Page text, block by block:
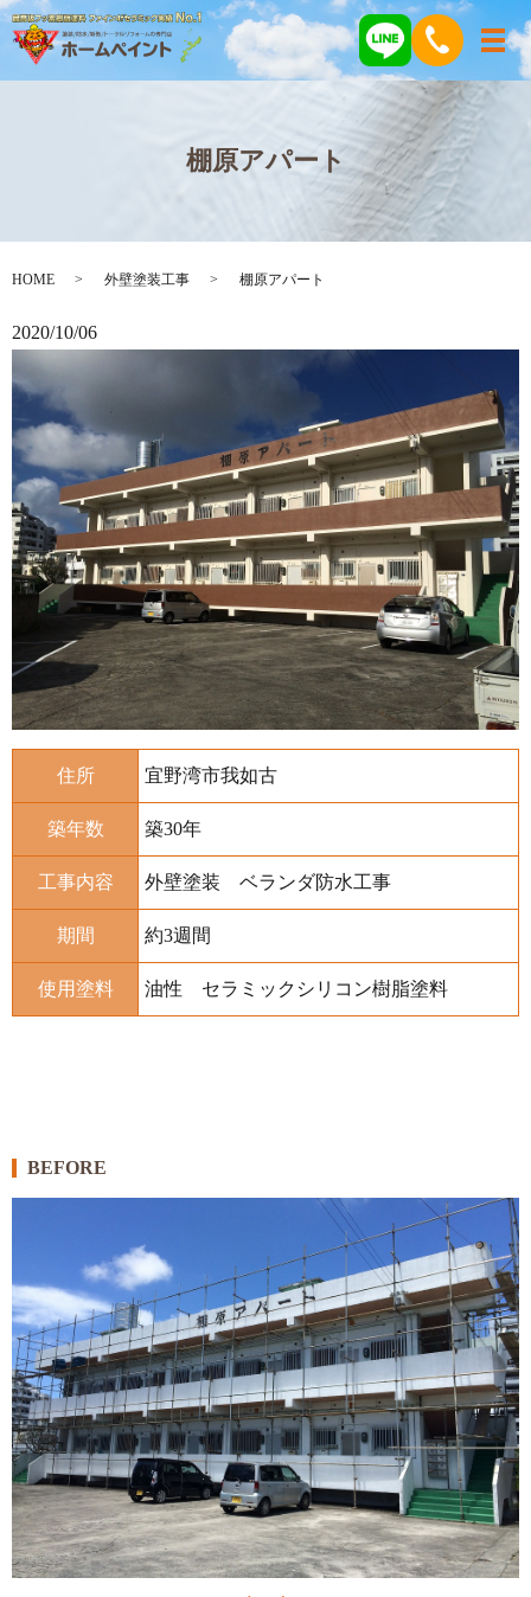
メ
棚原アパート
HOME 外壁塗装工事 棚原アパート
2020/10/06
住所 宜野湾市我如古
築年数 築30年
工事内容 外壁塗装 ベランダ防水工事
期間 約3週間
使用塗料 油性 セラミックシリコン樹脂塗料
BEFORE